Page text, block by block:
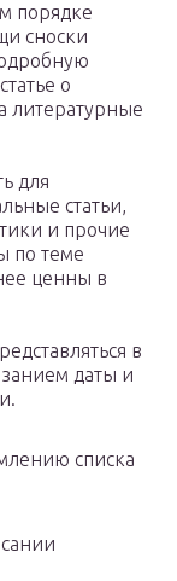
порядке
сноски
о
литературные
для
статьи,
и прочие
по теме
ценны в
в
даты и
списка